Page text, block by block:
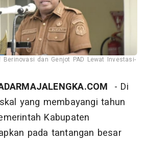
Berinovasi dan Genjot PAD Lewat Investasi-
- Di
yang membayangi tahun
Kabupaten
pada tantangan besar